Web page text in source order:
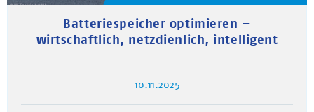
Batteriespeicher optimieren –
wirtschaftlich, netzdienlich, intelligent
10.11.2025